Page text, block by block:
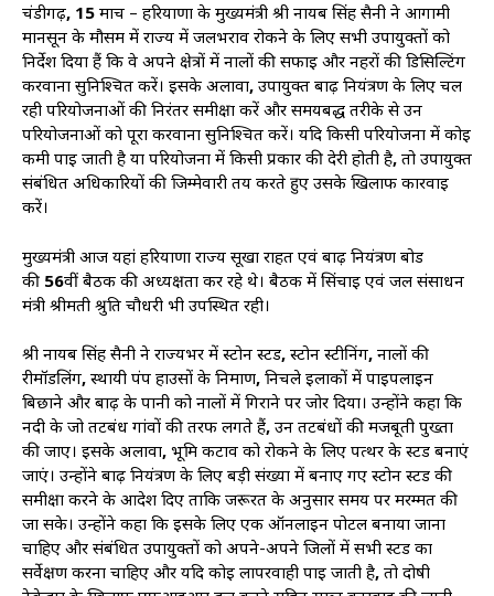
चंडीगढ़, 15 मार्च – हरियाणा के मुख्यमंत्री श्री नायब सिंह सैनी ने आगामी
मानसून के मौसम में राज्य में जलभराव रोकने के लिए सभी उपायुक्तों को
निर्देश दिया हैं कि वे अपने क्षेत्रों में नालों की सफाई और नहरों की डिसिल्टिंग
करवाना सुनिश्चित करें। इसके अलावा, उपायुक्त बाढ़ नियंत्रण के लिए चल
रही परियोजनाओं की निरंतर समीक्षा करें और समयबद्ध तरीके से उन
परियोजनाओं को पूरा करवाना सुनिश्चित करें। यदि किसी परियोजना में कोई
कमी पाई जाती है या परियोजना में किसी प्रकार की देरी होती है, तो उपायुक्त
संबंधित अधिकारियों की जिम्मेवारी तय करते हुए उसके खिलाफ कार्रवाई
करें।
मुख्यमंत्री आज यहां हरियाणा राज्य सूखा राहत एवं बाढ़ नियंत्रण बोर्ड
की 56वीं बैठक की अध्यक्षता कर रहे थे। बैठक में सिंचाई एवं जल संसाधन
मंत्री श्रीमती श्रुति चौधरी भी उपस्थित रही।
श्री नायब सिंह सैनी ने राज्यभर में स्टोन स्टड, स्टोन स्टीनिंग, नालों की
रीमॉडलिंग, स्थायी पंप हाउसों के निर्माण, निचले इलाकों में पाइपलाइन
बिछाने और बाढ़ के पानी को नालों में गिराने पर जोर दिया। उन्होंने कहा कि
नदी के जो तटबंध गांवों की तरफ लगते हैं, उन तटबंधों की मजबूती पुख्ता
की जाए। इसके अलावा, भूमि कटाव को रोकने के लिए पत्थर के स्टड बनाएं
जाएं। उन्होंने बाढ़ नियंत्रण के लिए बड़ी संख्या में बनाए गए स्टोन स्टड की
समीक्षा करने के आदेश दिए ताकि जरूरत के अनुसार समय पर मरम्मत की
जा सके। उन्होंने कहा कि इसके लिए एक ऑनलाइन पोर्टल बनाया जाना
चाहिए और संबंधित उपायुक्तों को अपने-अपने जिलों में सभी स्टड का
सर्वेक्षण करना चाहिए और यदि कोई लापरवाही पाई जाती है, तो दोषी